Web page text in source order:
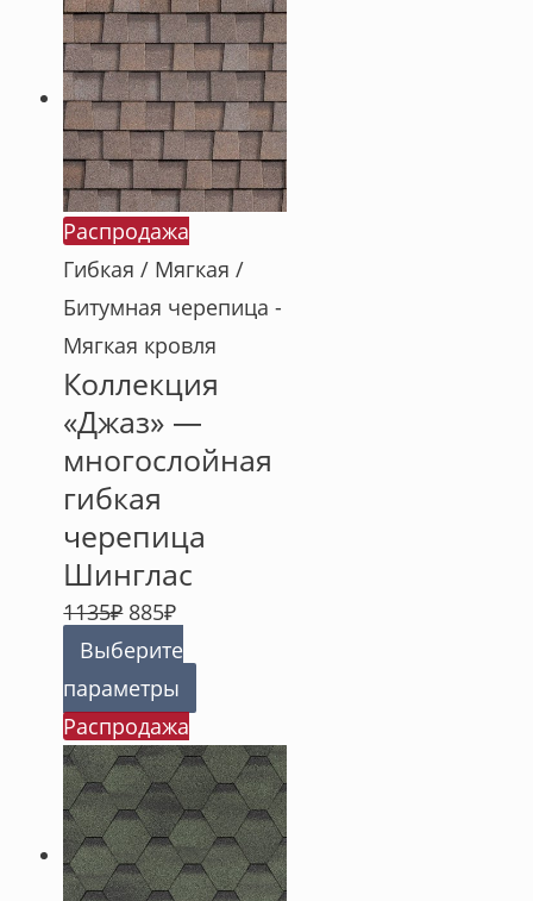
Распродажа
Гибкая / Мягкая /
Битумная черепица -
Мягкая кровля
Коллекция
«Джаз» —
многослойная
гибкая
черепица
Шинглас
1135₽ 885₽
Выберите
параметры
Распродажа